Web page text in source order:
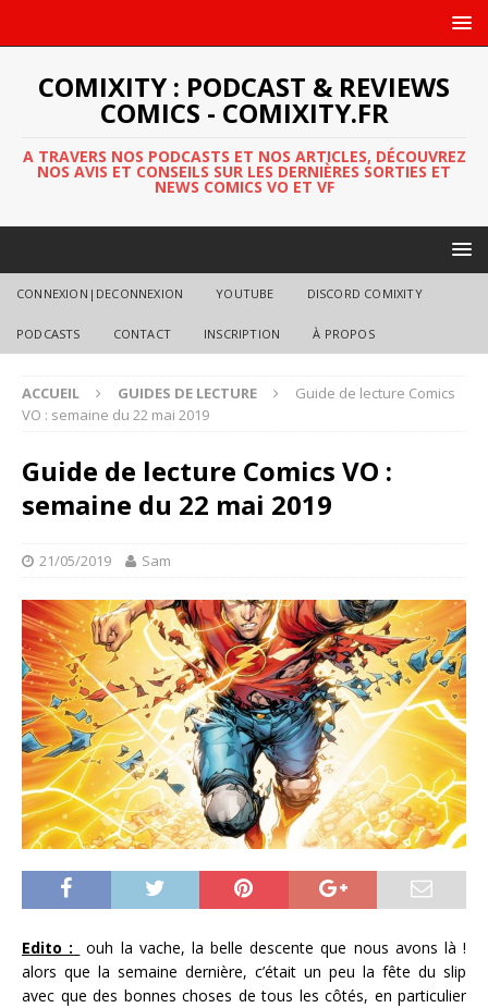
COMIXITY : PODCAST & REVIEWS
COMICS - COMIXITY.FR
A TRAVERS NOS PODCASTS ET NOS ARTICLES, DÉCOUVREZ
NOS AVIS ET CONSEILS SUR LES DERNIÈRES SORTIES ET
NEWS COMICS VO ET VF
CONNEXION|DECONNEXION YOUTUBE DISCORD COMIXITY
PODCASTS CONTACT INSCRIPTION À PROPOS
ACCUEIL GUIDES DE LECTURE
Guide de lecture Comics
VO : semaine du 22 mai 2019
Guide de lecture Comics VO :
semaine du 22 mai 2019
21/05/2019 Sam
Edito :
ouh la vache, la belle descente que nous avons là !
alors que la semaine dernière, c’était un peu la fête du slip
avec que des bonnes choses de tous les côtés, en particulier